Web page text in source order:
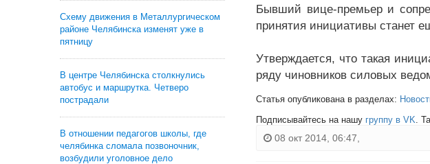
Схему движения в Металлургическом
районе Челябинска изменят уже в
пятницу
В центре Челябинска столкнулись
автобус и маршрутка. Четверо
пострадали
В отношении педагогов школы, где
челябинка сломала позвоночник,
возбудили уголовное дело
Бывший вице-премьер и
принятия инициативы станет
Утверждается, что такая
ряду чиновников силовых
Статья опубликована в разделах:
Подписывайтесь на нашу группу в VK .
08 окт 2014, 06:47,